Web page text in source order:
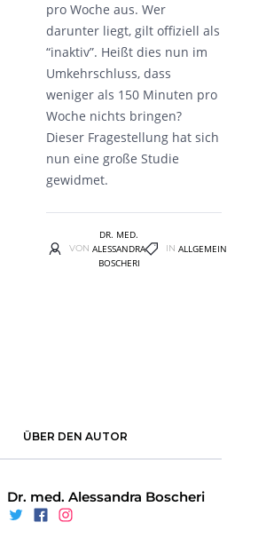
pro Woche aus. Wer
darunter liegt, gilt offiziell als
“inaktiv”. Heißt dies nun im
Umkehrschluss, dass
weniger als 150 Minuten pro
Woche nichts bringen?
Dieser Fragestellung hat sich
nun eine große Studie
gewidmet.
VON
DR. MED.
ALESSANDRA
BOSCHERI
IN ALLGEMEIN
ÜBER DEN AUTOR
Dr. med. Alessandra Boscheri